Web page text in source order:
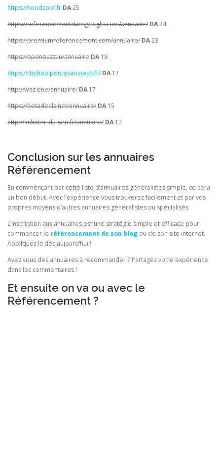
https://hoodspot.fr DA25
https://referencementdansgoogle.com/annuaire/ DA24
https://premiumreferencement.com/annuaire/ DA23
https://openbuzz.in/annuaire DA18
https://dschoolpontsparistech.fr/ DA17
http://waz.one/annuaire/ DA17
https://betadeals.net/annuaire/ DA15
http://acheter-du-seo.fr/annuaire/ DA13
Conclusion sur les annuaires
Référencement
En commençant par cette liste d’annuaires généralistes simple, ce sera
un bon début. Avec l’expérience vous trouverez facilement et par vos
propres moyens d’autres annuaires généralistes ou spécialisés.
L’inscription aux annuaires est une stratégie simple et efficace pour
commencer le référencement de son blog ou de son site internet.
Appliquez la dès aujourd’hui !
Avez vous des annuaires à recommander ? Partagez votre expérience
dans les commentaires !
Et ensuite on va ou avec le
Référencement ?